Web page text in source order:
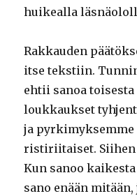
huikealla
Rakkauden
itse tekstiin.
ehtii sanoa
loukkaukset
ja
ristiriitaiset.
Kun sanoo
sano enään